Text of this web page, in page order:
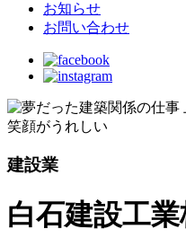
お知らせ
お問い合わせ
建設業
白石建設工